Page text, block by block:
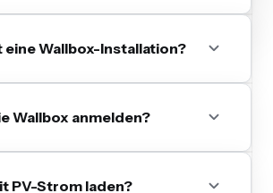
eine Wallbox-Installation?
Wallbox anmelden?
PV-Strom laden?